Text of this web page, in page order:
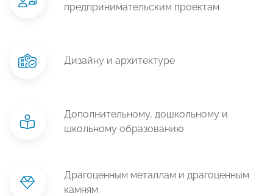
предпринимательским проектам
Дизайну и архитектуре
Дополнительному, дошкольному и
школьному образованию
Драгоценным металлам и драгоценным
камням